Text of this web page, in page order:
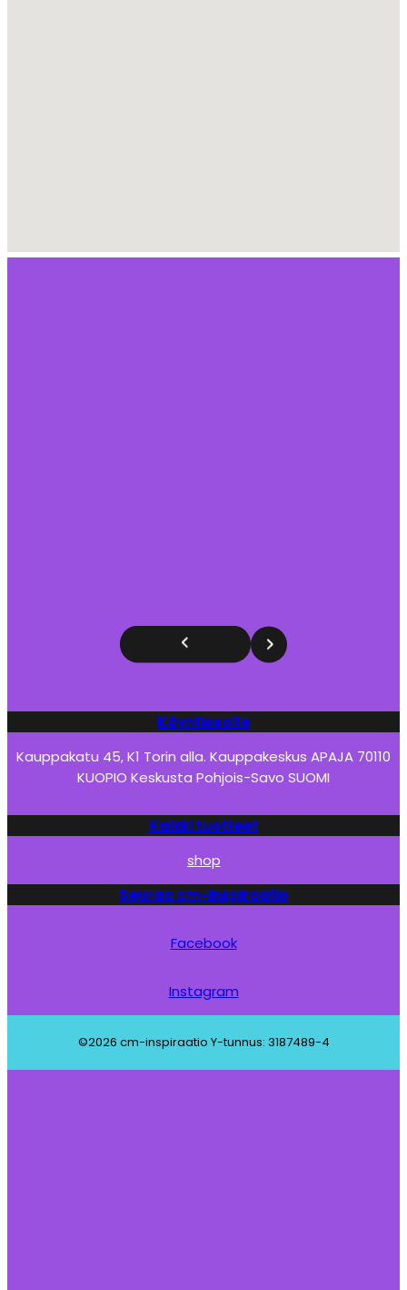
Käyntiosoite
Kauppakatu 45, K1 Torin alla. Kauppakeskus APAJA 70110
KUOPIO Keskusta Pohjois-Savo SUOMI
Kaikki tuotteet
shop
Seuraa cm-inspiraatio
Facebook
Instagram
©2026 cm-inspiraatio Y-tunnus: 3187489-4